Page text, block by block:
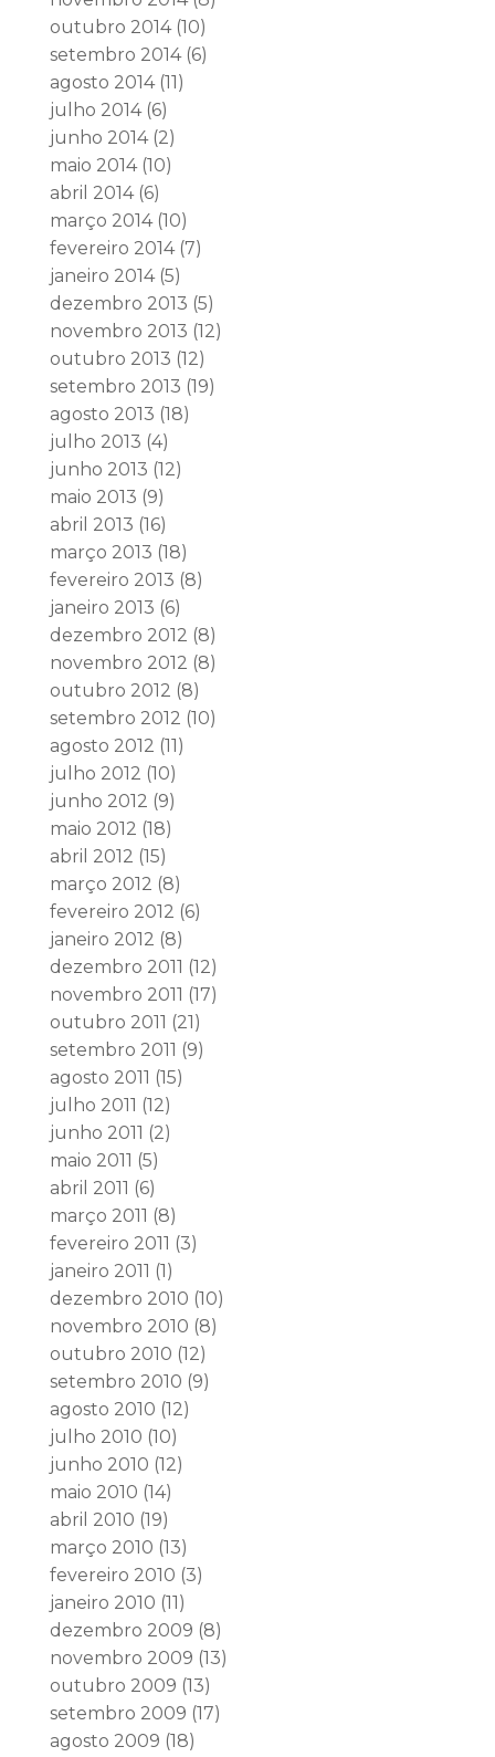
outubro 2014(10)
setembro 2014(6)
agosto 2014(11)
julho 2014(6)
junho 2014(2)
maio 2014(10)
abril 2014(6)
março 2014(10)
fevereiro 2014(7)
janeiro 2014(5)
dezembro 2013 (5)
novembro 2013 (12)
outubro 2013 (12)
setembro 2013 (19)
agosto 2013 (18)
julho 2013 (4)
junho 2013 (12)
maio 2013 (9)
abril 2013 (16)
março 2013 (18)
fevereiro 2013 (8)
janeiro 2013 (6)
dezembro 2012 (8)
novembro 2012 (8)
outubro 2012 (8)
setembro 2012 (10)
agosto 2012 (11)
julho 2012 (10)
junho 2012 (9)
maio 2012 (18)
abril 2012 (15)
março 2012 (8)
fevereiro 2012 (6)
janeiro 2012 (8)
dezembro 2011 (12)
novembro 2011 (17)
outubro 2011 (21)
setembro 2011 (9)
agosto 2011 (15)
julho 2011 (12)
junho 2011 (2)
maio 2011 (5)
abril 2011 (6)
março 2011 (8)
fevereiro 2011 (3)
janeiro 2011 (1)
dezembro 2010 (10)
novembro 2010 (8)
outubro 2010 (12)
setembro 2010 (9)
agosto 2010 (12)
julho 2010 (10)
junho 2010 (12)
maio 2010 (14)
abril 2010 (19)
março 2010 (13)
fevereiro 2010 (3)
janeiro 2010 (11)
dezembro 2009 (8)
novembro 2009 (13)
outubro 2009 (13)
setembro 2009 (17)
agosto 2009 (18)